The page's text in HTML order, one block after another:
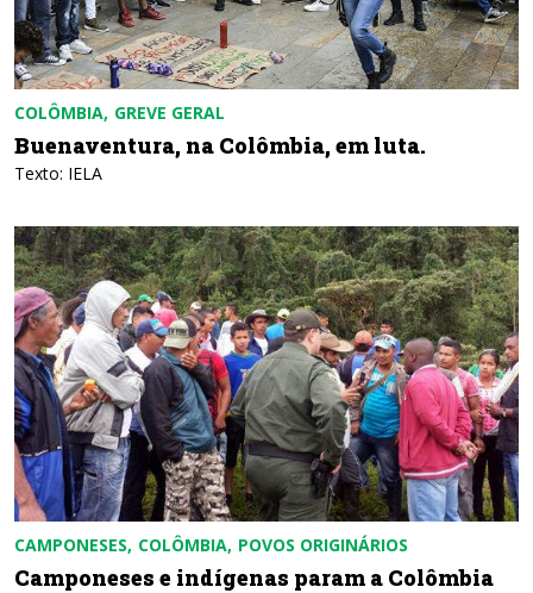
COLÔMBIA GREVE GERAL
Buenaventura, na Colômbia, em luta.
Texto: IELA
CAMPONESES COLÔMBIA POVOS ORIGINÁRIOS
Camponeses e indígenas param a Colômbia